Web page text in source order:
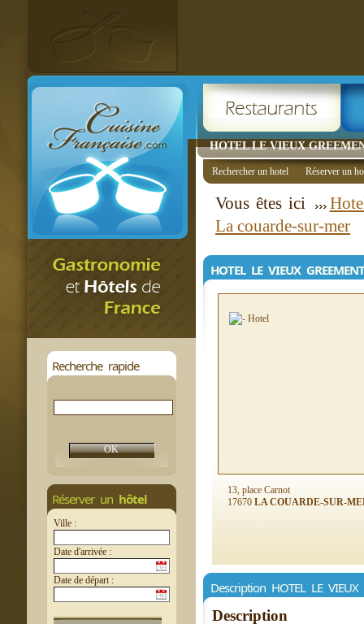
HOTEL LE VIEUX
Recherche rapide
Réserver un hôtel
Ville :
Date d'arrivée :
Date de départ :
Rechercher un hotel Réserver un
Vous êtes ici
La couarde-sur-mer
HOTEL LE VIEUX GREEMENT
13, place Carnot
17670 LA COUARDE-SUR-
Description HOTEL LE VIEUX
Description